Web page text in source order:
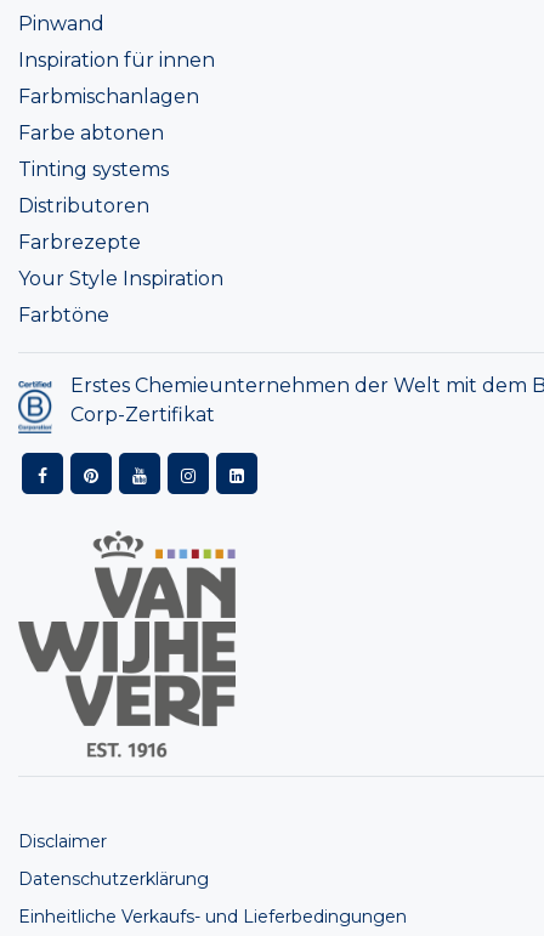
Pinwand
Inspiration für innen
Farbmischanlagen
Farbe abtonen
Tinting systems
Distributoren
Farbrezepte
Your Style Inspiration
Farbtöne
Erstes Chemieunternehmen der Welt mit dem
Corp-Zertifikat
Disclaimer
Datenschutzerklärung
Einheitliche Verkaufs- und Lieferbedingungen